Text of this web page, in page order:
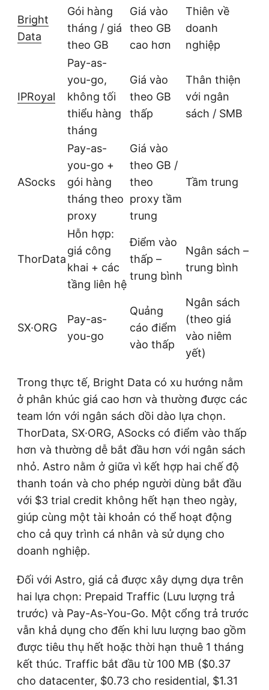
Bright
Data
Gói hàng
tháng / giá
theo GB
Giá vào
theo GB
cao hơn
Thiên về
doanh
nghiệp
IPRoyal
Pay-as-
you-go,
không tối
thiểu hàng
tháng
Giá vào
theo GB
thấp
Thân thiện
với ngân
sách / SMB
ASocks
Pay-as-
you-go +
gói hàng
tháng theo
proxy
Giá vào
theo GB /
theo
proxy tầm
trung
Tầm trung
ThorData
Hỗn hợp:
giá công
khai + các
tầng liên hệ
Điểm vào
thấp –
trung bình
Ngân sách –
trung bình
SX·ORG
Pay-as-
you-go
Quảng
cáo điểm
vào thấp
Ngân sách
(theo giá
vào niêm
yết)
Trong thực tế, Bright Data có xu hướng nằm
ở phân khúc giá cao hơn và thường được các
team lớn với ngân sách dồi dào lựa chọn.
ThorData, SX·ORG, ASocks có điểm vào thấp
hơn và thường dễ bắt đầu hơn với ngân sách
nhỏ. Astro nằm ở giữa vì kết hợp hai chế độ
thanh toán và cho phép người dùng bắt đầu
với $3 trial credit không hết hạn theo ngày,
giúp cùng một tài khoản có thể hoạt động
cho cả quy trình cá nhân và sử dụng cho
doanh nghiệp.
Đối với Astro, giá cả được xây dựng dựa trên
hai lựa chọn: Prepaid Traffic (Lưu lượng trả
trước) và Pay-As-You-Go. Một cổng trả trước
vẫn khả dụng cho đến khi lưu lượng bao gồm
được tiêu thụ hết hoặc thời hạn thuê 1 tháng
kết thúc. Traffic bắt đầu từ 100 MB ($0.37
cho datacenter, $0.73 cho residential, $1.31